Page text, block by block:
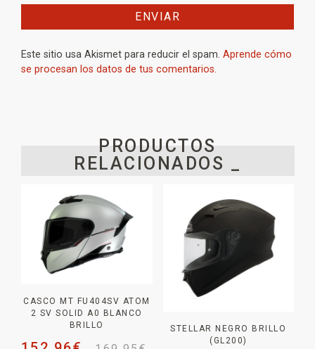
Este sitio usa Akismet para reducir el spam. Aprende cómo
se procesan los datos de tus comentarios.
PRODUCTOS
RELACIONADOS _
CASCO MT FU404SV ATOM
2 SV SOLID A0 BLANCO
BRILLO
STELLAR NEGRO BRILLO
(GL200)